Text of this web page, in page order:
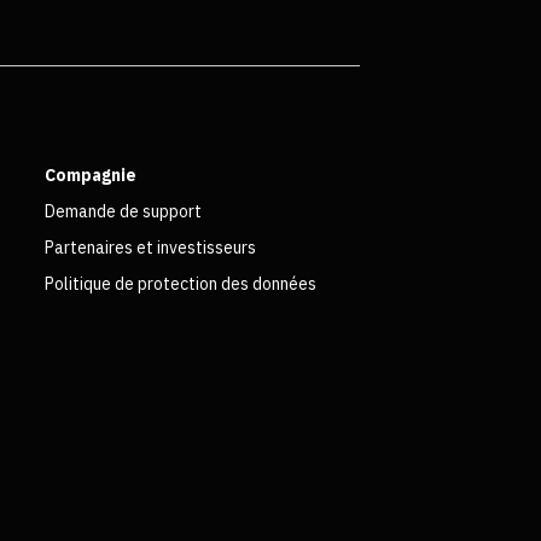
Compagnie
Demande de support
Partenaires et investisseurs
Politique de protection des données